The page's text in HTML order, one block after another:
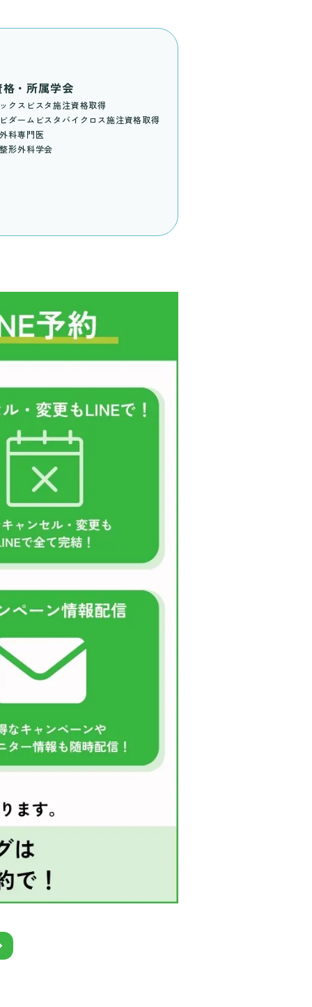
格・所属学会
クスビスタ施注資格取得
ダームビスタバイクロス施注資格取得
科専門医
形外科学会